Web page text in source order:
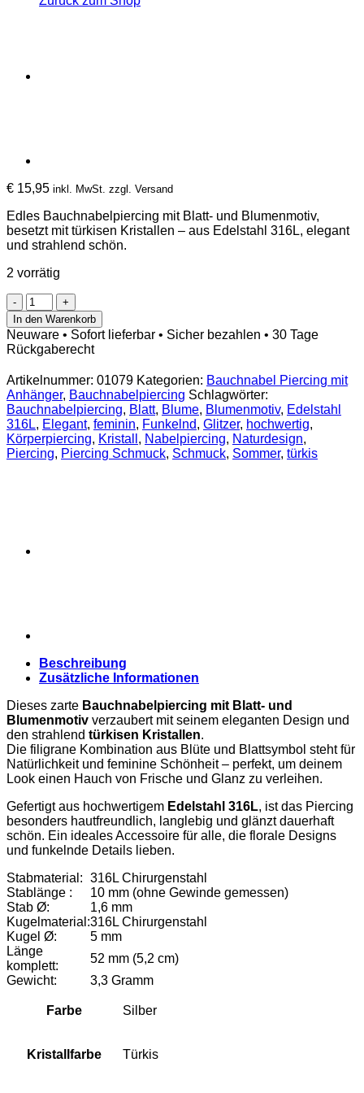
€ 15,95 inkl. MwSt. zzgl. Versand
Edles Bauchnabelpiercing mit Blatt- und Blumenmotiv,
besetzt mit türkisen Kristallen – aus Edelstahl 316L, elegant
und strahlend schön.
2 vorrätig
Bauchnabelpiercing
Blatt
mit
Blume
und
türkisen
Kristallen
Menge
In den Warenkorb
Neuware • Sofort lieferbar • Sicher bezahlen • 30 Tage
Rückgaberecht
Artikelnummer: 01079 Kategorien: Bauchnabel Piercing mit
Anhänger, Bauchnabelpiercing Schlagwörter:
Bauchnabelpiercing, Blatt, Blume, Blumenmotiv, Edelstahl
316L, Elegant, feminin, Funkelnd, Glitzer, hochwertig,
Körperpiercing, Kristall , Nabelpiercing, Naturdesign,
Piercing, Piercing Schmuck, Schmuck, Sommer, türkis
Beschreibung
Zusätzliche Informationen
Dieses zarte Bauchnabelpiercing mit Blatt- und
Blumenmotiv verzaubert mit seinem eleganten Design und
den strahlend türkisen Kristallen.
Die filigrane Kombination aus Blüte und Blattsymbol steht für
Natürlichkeit und feminine Schönheit – perfekt, um deinem
Look einen Hauch von Frische und Glanz zu verleihen.
Gefertigt aus hochwertigem Edelstahl 316L, ist das Piercing
besonders hautfreundlich, langlebig und glänzt dauerhaft
schön. Ein ideales Accessoire für alle, die florale Designs
und funkelnde Details lieben.
Stabmaterial: 316L Chirurgenstahl
Stablänge :
10 mm (ohne Gewinde gemessen)
Stab Ø:
1,6 mm
Kugelmaterial:316L Chirurgenstahl
Kugel Ø:
5 mm
Länge
komplett:
52 mm (5,2 cm)
Gewicht:
3,3 Gramm
Farbe Silber
Kristallfarbe Türkis